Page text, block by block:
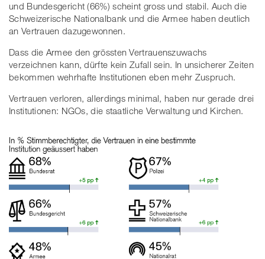
und Bundesgericht (66%) scheint gross und stabil. Auch die
Schweizerische Nationalbank und die Armee haben deutlich
an Vertrauen dazugewonnen.
Dass die Armee den grössten Vertrauenszuwachs
verzeichnen kann, dürfte kein Zufall sein. In unsicherer Zeiten
bekommen wehrhafte Institutionen eben mehr Zuspruch.
Vertrauen verloren, allerdings minimal, haben nur gerade drei
Institutionen: NGOs, die staatliche Verwaltung und Kirchen.